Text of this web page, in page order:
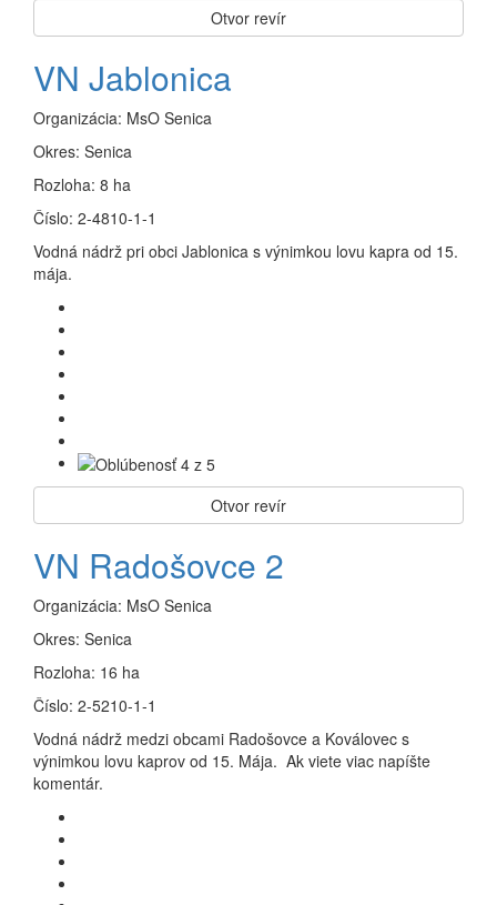
Otvor revír
VN Jablonica
Organizácia: MsO Senica
Okres: Senica
Rozloha: 8 ha
Číslo: 2-4810-1-1
Vodná nádrž pri obci Jablonica s výnimkou lovu kapra od 15.
mája.
Otvor revír
VN Radošovce 2
Organizácia: MsO Senica
Okres: Senica
Rozloha: 16 ha
Číslo: 2-5210-1-1
Vodná nádrž medzi obcami Radošovce a Koválovec s
výnimkou lovu kaprov od 15. Mája. Ak viete viac napíšte
komentár.